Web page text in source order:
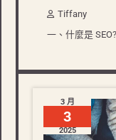
Tiffany
一、什麼是
3 月
3
2025